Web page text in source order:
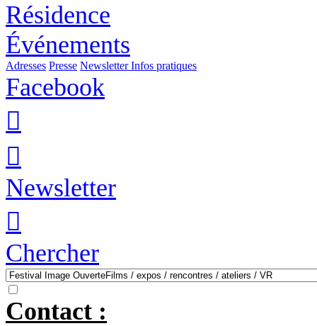
Résidence
Événements
Adresses Presse NewsletterInfos pratiques
Facebook


Newsletter

Chercher
Contact :